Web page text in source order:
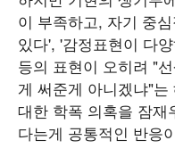
이 부족하고, 자기 중
있다', '감정표현이 다
등의 표현이 오히려 "
게 써준게 아니겠냐"
대한 학폭 의혹을 잠재
다는게 공통적인 반응